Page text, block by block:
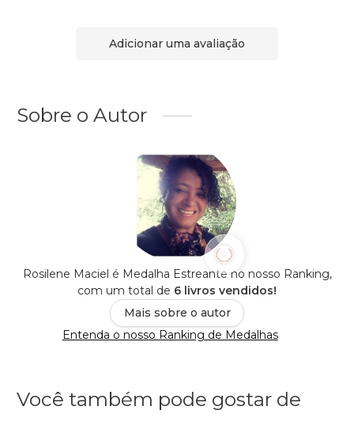
Adicionar uma avaliação
Sobre o Autor
Rosilene Maciel é Medalha Estreante no nosso Ranking,
com um total de 6 livros vendidos!
Mais sobre o autor
Entenda o nosso Ranking de Medalhas
Você também pode gostar de